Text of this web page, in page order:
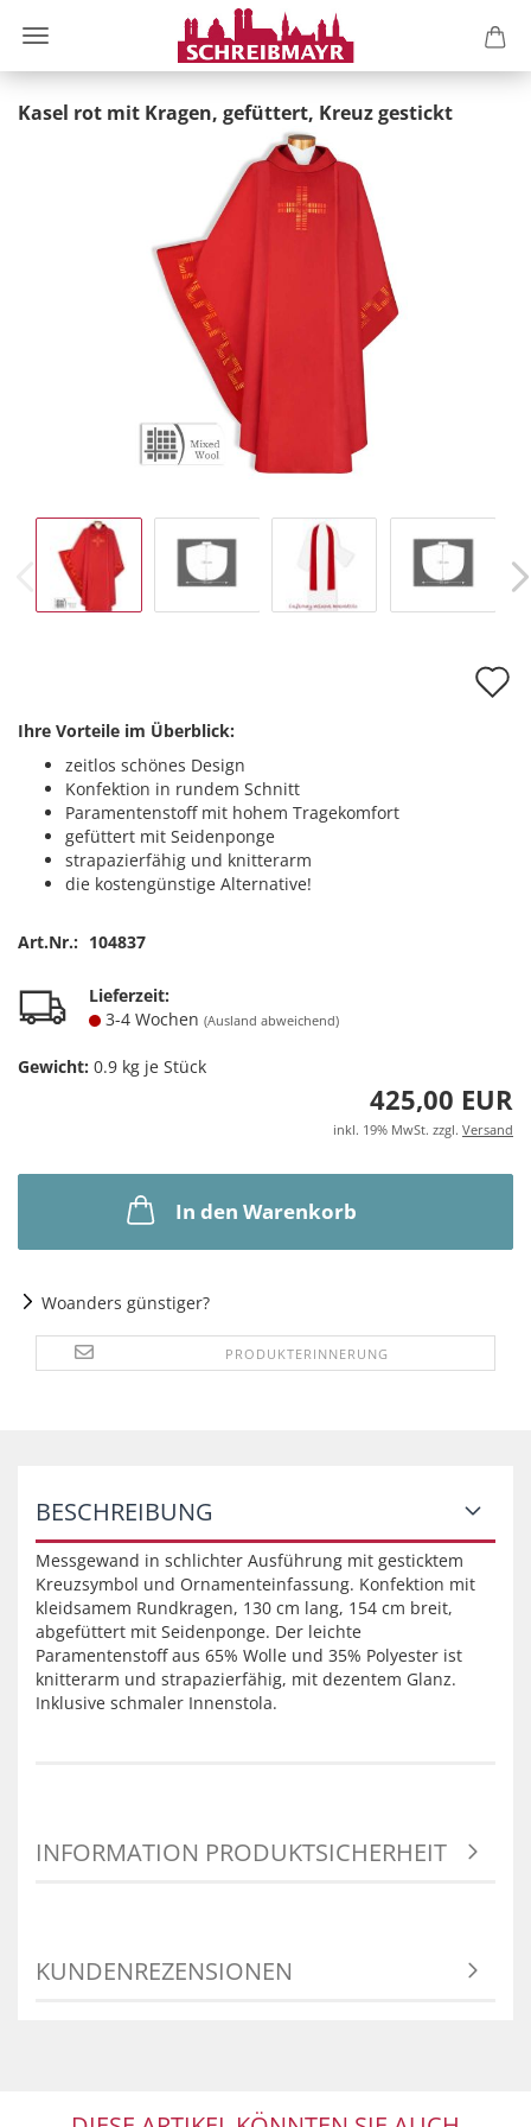
Kasel rot mit Kragen, gefüttert, Kreuz gestickt
Ihre Vorteile im Überblick:
zeitlos schönes Design
Konfektion in rundem Schnitt
Paramentenstoff mit hohem Tragekomfort
gefüttert mit Seidenponge
strapazierfähig und knitterarm
die kostengünstige Alternative!
Art.Nr.: 104837
Lieferzeit:
3-4 Wochen (Ausland abweichend)
Gewicht: 0.9 kg je Stück
425,00 EUR
inkl. 19% MwSt. zzgl. Versand
In den Warenkorb
Woanders günstiger?
PRODUKTERINNERUNG
BESCHREIBUNG
Messgewand in schlichter Ausführung mit gesticktem
Kreuzsymbol und Ornamenteinfassung. Konfektion mit
kleidsamem Rundkragen, 130 cm lang, 154 cm breit,
abgefüttert mit Seidenponge. Der leichte
Paramentenstoff aus 65% Wolle und 35% Polyester ist
knitterarm und strapazierfähig, mit dezentem Glanz.
Inklusive schmaler Innenstola.
INFORMATION PRODUKTSICHERHEIT
KUNDENREZENSIONEN